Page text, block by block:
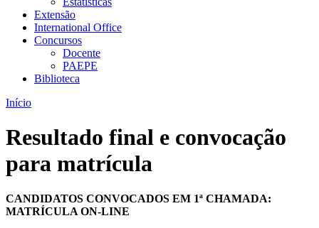
Extensão
International Office
Concursos
Docente
PAEPE
Biblioteca
Início
Resultado final e convocação
para matrícula
CANDIDATOS CONVOCADOS EM 1ª CHAMADA:
MATRÍCULA ON-LINE